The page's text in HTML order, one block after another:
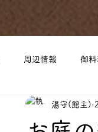
周辺情報 御料
湯守(館主)